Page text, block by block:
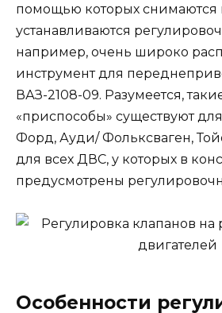
помощью которых снимаются
устанавливаются
например, очень широко
инструмент для
ВАЗ-2108-09. Разумеется,
«приспособы» существуют
Форд, Ауди/ Фольксваген,
для всех ДВС, у которых в
предусмотрены
Особенности